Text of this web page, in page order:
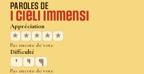
PAROLES DE
I cieli immensi
Appréciation
★
★ ★ ★ ★
Pas encore de vote
Difficulté
Pas encore de vote